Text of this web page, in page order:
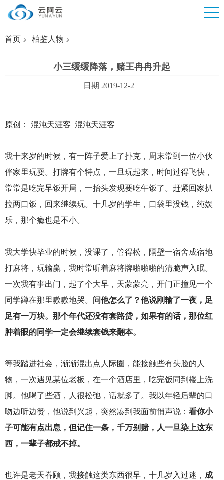
首页 柏鉴人物
小三缓缓降落，赌王冉冉升起
日期 2019-12-2
原创： 混沌天涯客 混沌天涯客
我十来岁的时候，有一阵子爱上了扑克，周末常到一位小伙
伴家里玩耍。打牌有个特点，一旦玩起来，时间过得飞快，
常常是吃完早饭开局，一抬头发现要吃午饭了。赶紧回家扒
拉两口饭，回来继续玩。十几岁的学生，口袋里没钱，纯娱
乐，那个瘾也是不小。
我大学快毕业的时候，没课了，管得松，隔壁一宿舍成宿地
打麻将，玩输赢，我时常听着麻将牌啪啪啪的清脆声入眠。
一次我有事出门，起了个大早，天蒙蒙亮，开门正撞见一个
同学蹲在那里嗷嗷地哭。 问他怎么了？他说刚输了一夜，足
足有一万块。那个年代还没有套路贷，如果有的话，那位红
肿着眼的同学一定会继续套钱来翻本。
等我踏进社会，渐渐混出点人际圈，能接触些有头脸的人
物，一次遇见某位老板，在一个酒店里，吃完饭同到楼上洗
脚。他喝了些酒，人很松弛，话就多了。我以年轻后辈的口
吻边听边赞，他说到兴起，突然凑到我面前悄声说： 看你小
子可能有点出息，但记住一条，千万别赌，人一旦染上这东
西，一辈子都戒不掉。
也许是老天眷顾，我接触这类东西很早，十几岁入过迷， 成